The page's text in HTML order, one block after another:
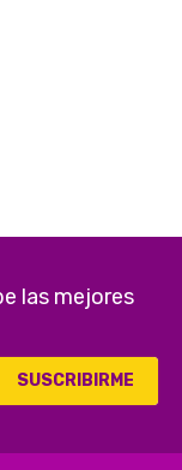
las mejores
SUSCRIBIRME